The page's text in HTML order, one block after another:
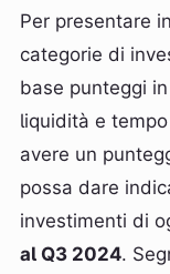
Per presentare
categorie di
base punteggi
liquidità e
avere un
possa dare
investimenti di
al Q3 2024.